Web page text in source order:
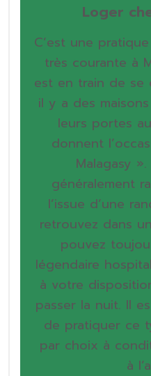
Loger
C’est une
très courante à
est en train de se
il y a des
leurs portes
donnent
Malagasy
généralement
l’issue d’une
retrouvez dans
pouvez
légendaire
à votre
passer la nuit. Il
de pratiquer ce
par choix à
à